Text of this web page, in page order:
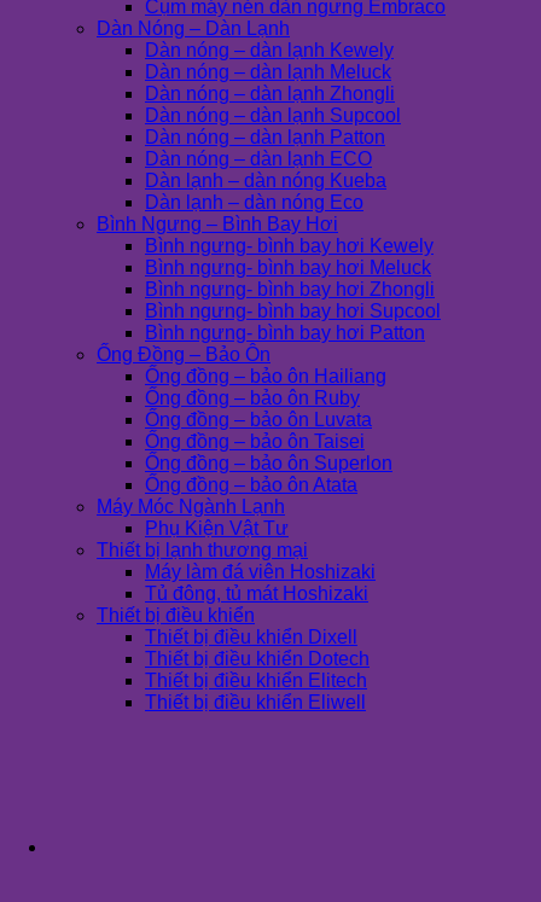
Cụm máy nén dàn ngưng Embraco
Dàn Nóng – Dàn Lạnh
Dàn nóng – dàn lạnh Kewely
Dàn nóng – dàn lạnh Meluck
Dàn nóng – dàn lạnh Zhongli
Dàn nóng – dàn lạnh Supcool
Dàn nóng – dàn lạnh Patton
Dàn nóng – dàn lạnh ECO
Dàn lạnh – dàn nóng Kueba
Dàn lạnh – dàn nóng Eco
Bình Ngưng – Bình Bay Hơi
Bình ngưng- bình bay hơi Kewely
Bình ngưng- bình bay hơi Meluck
Bình ngưng- bình bay hơi Zhongli
Bình ngưng- bình bay hơi Supcool
Bình ngưng- bình bay hơi Patton
Ống Đồng – Bảo Ôn
Ống đồng – bảo ôn Hailiang
Ống đồng – bảo ôn Ruby
Ống đồng – bảo ôn Luvata
Ống đồng – bảo ôn Taisei
Ống đồng – bảo ôn Superlon
Ống đồng – bảo ôn Atata
Máy Móc Ngành Lạnh
Phụ Kiện Vật Tư
Thiết bị lạnh thương mại
Máy làm đá viên Hoshizaki
Tủ đông, tủ mát Hoshizaki
Thiết bị điều khiển
Thiết bị điều khiển Dixell
Thiết bị điều khiển Dotech
Thiết bị điều khiển Elitech
Thiết bị điều khiển Eliwell